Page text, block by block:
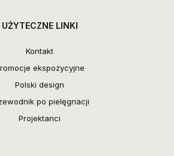
UŻYTECZNE LINKI
Kontakt
ekspozycyjne
Polski design
po pielęgnacji
Projektanci